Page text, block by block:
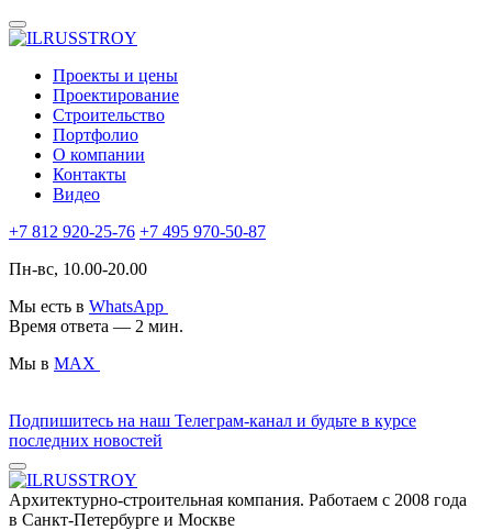
Проекты и цены
Проектирование
Строительство
Портфолио
О компании
Контакты
Видео
+7 812 920-25-76 +7 495 970-50-87
Пн-вс, 10.00-20.00
Мы есть в WhatsApp
Время ответа — 2 мин.
Мы в MAX
Подпишитесь на наш Телеграм-канал и будьте в курсе
последних новостей
Архитектурно-строительная компания. Работаем с 2008 года
в Санкт-Петербурге и Москве